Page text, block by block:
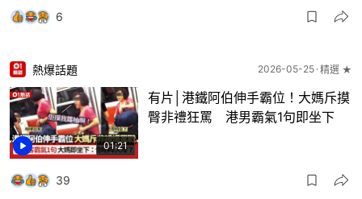
6
01:21
熱爆話題 2026-05-25 精選 ★
有片│港鐵阿伯伸手霸位！大媽斥摸
臀非禮狂罵 港男霸氣1句即坐下
39